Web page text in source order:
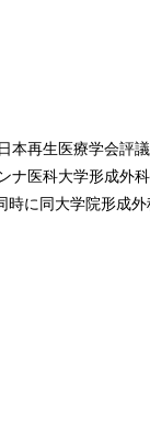
本再生医療学会評
ナ医科大学形成外
に同大学院形成